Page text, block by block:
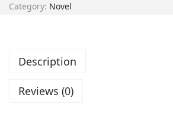
Category: Novel
Description
Reviews (0)